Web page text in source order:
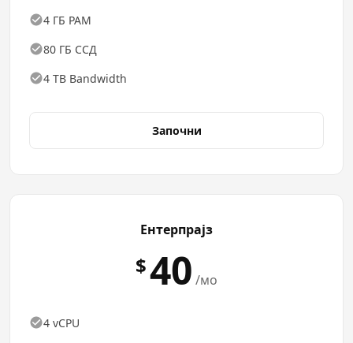
4 ГБ РАМ
80 ГБ ССД
4 TB Bandwidth
Започни
Ентерпрајз
$40 /мо
4 vCPU